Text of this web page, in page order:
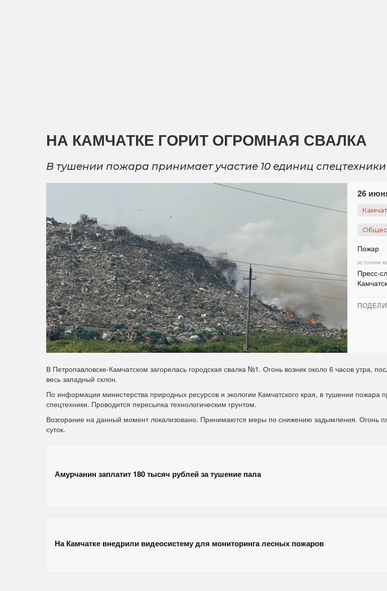
НА КАМЧАТКЕ ГОРИТ ОГРОМНАЯ СВАЛКА
В тушении пожара принимает участие 10 единиц спецтехники
26
Пожар
ИСТОЧНИК
Пресс-
В Петропавловске-Камчатском загорелась городская свалка №1. Огонь возник около 6 часов утра,
весь западный склон.
По информации министерства природных ресурсов и экологии Камчатского края, в тушении пожара
спецтехники. Проводится пересыпка технологическим грунтом.
Возгорание на данный момент локализовано. Принимаются меры по снижению задымления. Огонь
суток.
Амурчанин заплатит 180 тысяч рублей за тушение пала
На Камчатке внедрили видеосистему для мониторинга лесных пожаров